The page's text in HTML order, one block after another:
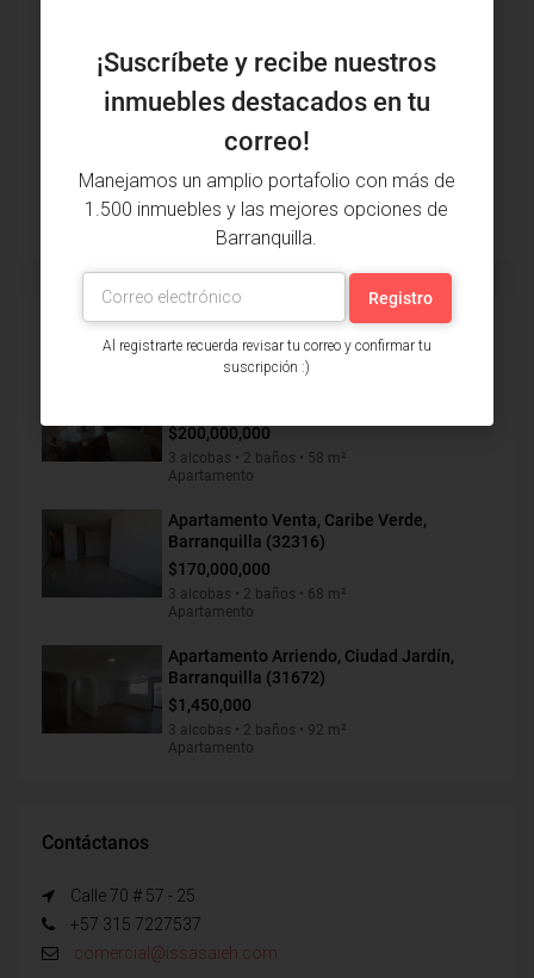
$190,000,000
Inmuebles vistos recientemente
$200,000,000
3 alcobas • 2 baños • 58 m²
Apartamento
Apartamento Venta, Caribe Verde,
Barranquilla (32316)
$170,000,000
3 alcobas • 2 baños • 68 m²
Apartamento
Apartamento Arriendo, Ciudad Jardín,
Barranquilla (31672)
$1,450,000
3 alcobas • 2 baños • 92 m²
Apartamento
Contáctanos
Calle 70 # 57 - 25
+57 315 7227537
comercial@issasaieh.com
¡Suscríbete y recibe nuestros
inmuebles destacados en tu
correo!
Manejamos un amplio portafolio con más de
1.500 inmuebles y las mejores opciones de
Barranquilla.
Al registrarte recuerda revisar tu correo y confirmar tu
suscripción :)